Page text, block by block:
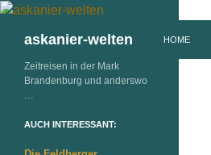
askanier-welten
HOME
Zeitreisen in der Mark
Brandenburg und anderswo
AUCH INTERESSANT: